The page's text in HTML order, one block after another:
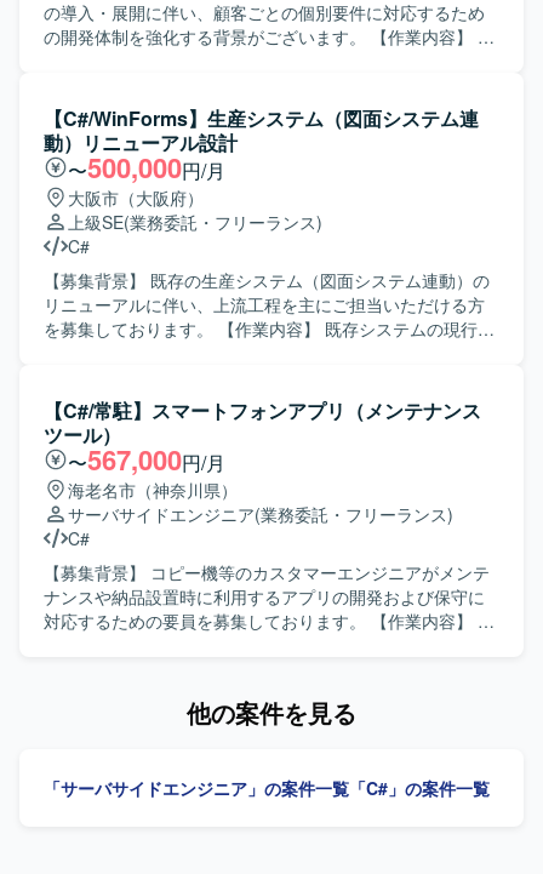
ションの魅力】 基幹となる販売管理システムに長期的に関
わることで、業務知識と技術スキルの両面を深めていただ
す。 【開発環境】 C#（.NET）、VB.NETなどのオープン系
言語を用いた販売管理システムの開発・保守環境となりま
す。
の導入・展開に伴い、顧客ごとの個別要件に対応するため
の開発体制を強化する背景がございます。 【作業内容】 製
ルまでの一連の開発工程をお任せいたします。 顧客要望を
踏まえた機能追加や改修対応を行いながら、既存機能との
整合性を考慮した設計・実装を行っていただきます。 【求
める人物像】 自ら主体的に業務に取り組み、周囲とコミュ
ニケーションを取りながら開発を進めていただける方を求
めております。 要件や仕様の変化にも柔軟に対応し、品質
と納期のバランスを意識して開発できる方が望ましいで
す。 【ポジションの魅力】 製造業向け生産管理システムに
関する業務知識を身につけながら、顧客ごとの個別要件に
対応する開発経験を積むことができます。 パッケージ製品
とした環境で、生産管理系パッケージのアドオン開発を行
っていただきます。
【C#/WinForms】生産システム（図面システム連
動）リニューアル設計
〜500,000円/月
大阪市（大阪府）
上級SE(業務委託・フリーランス)
C#
【募集背景】 既存の生産システム（図面システム連動）の
リニューアルに伴い、上流工程を主にご担当いただける方
を募集しております。 【作業内容】 既存システムの現行調
行システム（C#／WinForms）の調査分析を通じて基本設
計、詳細設計、モック画面開発までをご担当いただきま
す。設計完了後は製造フェーズへ移行する想定です。 【求
める人物像】 PGとしての実装よりも上流工程の経験を得意
とし、顧客折衝を含むコミュニケーションを円滑に行って
いただける方を求めております。 【ポジションの魅力】 現
行システムの分析からGUIのゼロベース再構築まで一連の上
流工程に携わることができ、設計フェーズ完了後は製造フ
ェーズにも関わることで、上流から下流まで一貫した経験
を積むことができます。 【開発環境】 C#／WinFormsを用
【C#/常駐】スマートフォンアプリ（メンテナンス
ツール）
〜567,000円/月
海老名市（神奈川県）
サーバサイドエンジニア(業務委託・フリーランス)
C#
【募集背景】 コピー機等のカスタマーエンジニアがメンテ
ナンスや納品設置時に利用するアプリの開発および保守に
対応するための要員を募集しております。 【作業内容】 コ
いた原因解析、ソフトウェアの修正などを行って頂きま
客とのコミュニケーションを取りながら、柔軟に調整や改
他の案件を見る
「サーバサイドエンジニア」の案件一覧 「C#」の案件一覧